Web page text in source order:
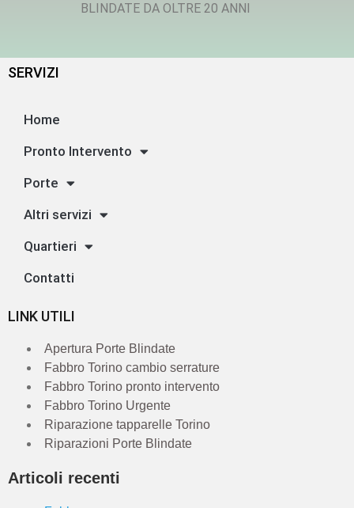
BLINDATE DA OLTRE 20 ANNI
SERVIZI
Home
Pronto Intervento
Porte
Altri servizi
Quartieri
Contatti
LINK UTILI
Apertura Porte Blindate
Fabbro Torino cambio serrature
Fabbro Torino pronto intervento
Fabbro Torino Urgente
Riparazione tapparelle Torino
Riparazioni Porte Blindate
Articoli recenti